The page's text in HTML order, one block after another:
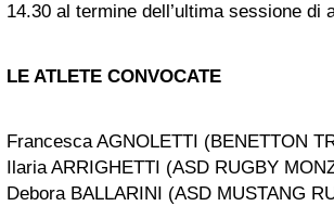
14.30 al termine dell’ultima sessione di
LE ATLETE CONVOCATE
Francesca AGNOLETTI (BENETTON
Ilaria ARRIGHETTI (ASD RUGBY
Debora BALLARINI (ASD MUSTANG